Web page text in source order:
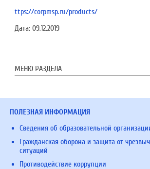
ttps://corpmsp.ru/products/
Дата: 09.12.2019
МЕНЮ РАЗДЕЛА
ПОЛЕЗНАЯ ИНФОРМАЦИЯ
Сведения об образовательной
Гражданская оборона и защита от
ситуаций
Противодействие коррупции